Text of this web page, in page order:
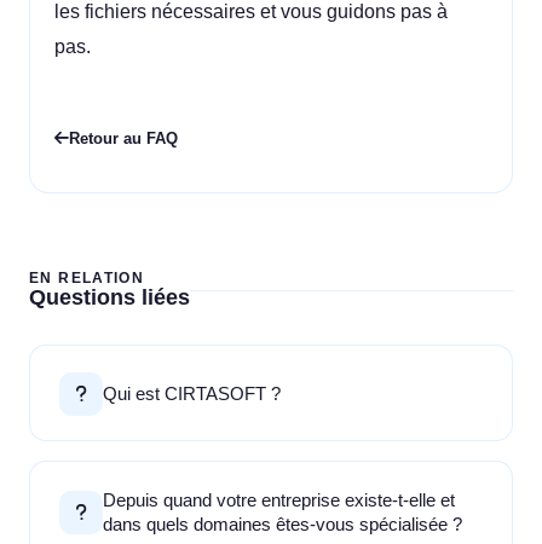
les fichiers nécessaires et vous guidons pas à
pas.
Retour au FAQ
EN RELATION
Questions liées
Qui est CIRTASOFT ?
Depuis quand votre entreprise existe-t-elle et
dans quels domaines êtes-vous spécialisée ?